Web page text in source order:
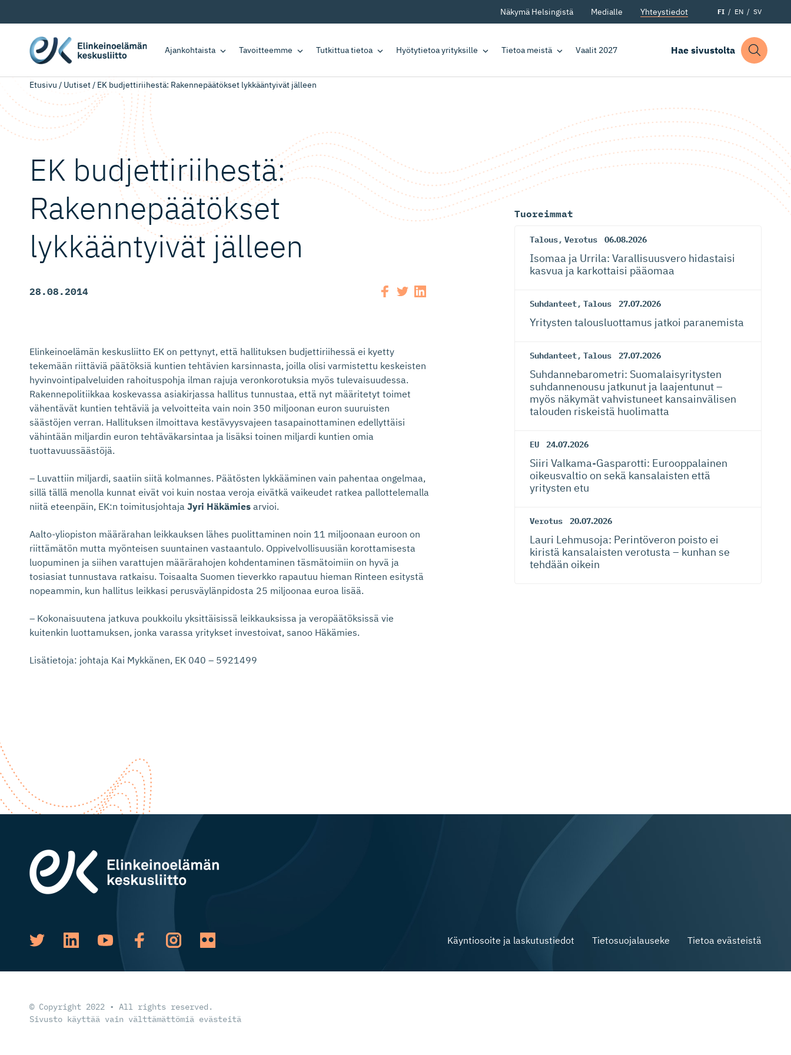
Näkymä Helsingistä Medialle Yhteystiedot FI EN SV
Ajankohtaista Tavoitteemme Tutkittua tietoa Hyötytietoa yrityksille Tietoa meistä Vaalit 2027 Hae sivustolta
Etusivu / Uutiset/ EK budjettiriihestä: Rakennepäätökset lykkääntyivät jälleen
EK budjettirii­hestä:
Rakennepää­tökset
lykkääntyivät jälleen
28.08.2014
Elinkeinoelämän keskusliitto EK on pettynyt, että hallituksen budjettiriihessä ei kyetty
tekemään riittäviä päätöksiä kuntien tehtävien karsinnasta, joilla olisi varmistettu keskeisten
hyvinvointipalveluiden rahoituspohja ilman rajuja veronkorotuksia myös tulevaisuudessa.
Rakennepolitiikkaa koskevassa asiakirjassa hallitus tunnustaa, että nyt määritetyt toimet
vähentävät kuntien tehtäviä ja velvoitteita vain noin 350 miljoonan euron suuruisten
säästöjen verran. Hallituksen ilmoittava kestävyysvajeen tasapainottaminen edellyttäisi
vähintään miljardin euron tehtäväkarsintaa ja lisäksi toinen miljardi kuntien omia
tuottavuussäästöjä.
– Luvattiin miljardi, saatiin siitä kolmannes. Päätösten lykkääminen vain pahentaa ongelmaa,
sillä tällä menolla kunnat eivät voi kuin nostaa veroja eivätkä vaikeudet ratkea pallottelemalla
niitä eteenpäin, EK:n toimitusjohtaja Jyri Häkämies arvioi.
Aalto-yliopiston määrärahan leikkauksen lähes puolittaminen noin 11 miljoonaan euroon on
riittämätön mutta myönteisen suuntainen vastaantulo. Oppivelvollisuusiän korottamisesta
luopuminen ja siihen varattujen määrärahojen kohdentaminen täsmätoimiin on hyvä ja
tosiasiat tunnustava ratkaisu. Toisaalta Suomen tieverkko rapautuu hieman Rinteen esitystä
nopeammin, kun hallitus leikkasi perusväylänpidosta 25 miljoonaa euroa lisää.
– Kokonaisuutena jatkuva poukkoilu yksittäisissä leikkauksissa ja veropäätöksissä vie
kuitenkin luottamuksen, jonka varassa yritykset investoivat, sanoo Häkämies.
Lisätietoja: johtaja Kai Mykkänen, EK 040 – 5921499
Tuoreimmat
Talous, Verotus 06.08.2026
Isomaa ja Urrila: Varallisuusvero hidastaisi
kasvua ja karkottaisi pääomaa
Suhdanteet, Talous 27.07.2026
Yritysten talousluottamus jatkoi paranemista
Suhdanteet, Talous 27.07.2026
Suhdanneba­ro­metri: Suomalaisy­ri­tysten
suhdannenousu jatkunut ja laajentunut –
myös näkymät vahvistuneet kansainvälisen
talouden riskeistä huolimatta
EU 24.07.2026
Siiri Valkama-Gas­pa­rotti: Eurooppalainen
oikeusvaltio on sekä kansalaisten että
yritysten etu
Verotus 20.07.2026
Lauri Lehmusoja: Perintöveron poisto ei
kiristä kansalaisten verotusta – kunhan se
tehdään oikein
Käyntiosoite ja laskutustiedot Tietosuojalauseke Tietoa evästeistä
© Copyright 2022 • All rights reserved.
Sivusto käyttää vain välttämättömiä evästeitä